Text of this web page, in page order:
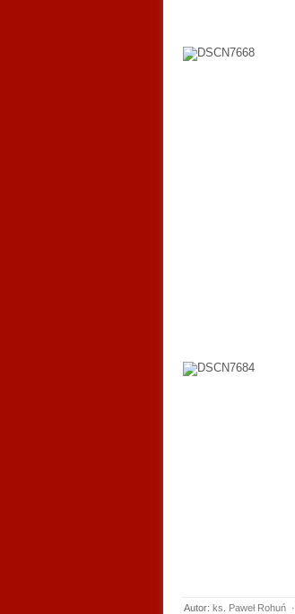
Autor: ks. Paweł Rohuń ·